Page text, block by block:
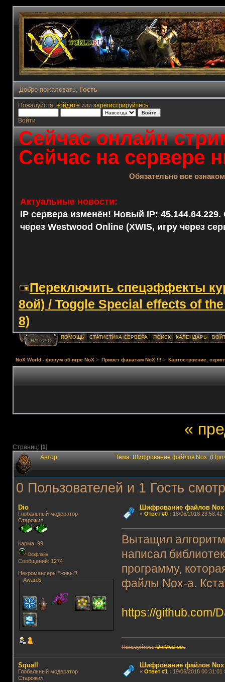
Добро пожаловать, Гость
Пожалуйста, войдите или зарегистрируйтесь.
Войти
Сейчас онлайн
Сейчас на сервере
Обязательно все
Актуальные новости:
IP сервера изменён! Новый IP: 45.144.64.229.
через Westwood Online (XWIS, игру через
Переключить спецэффекты
8ой) / Toggle Special effects of
8)
НАЧАЛО
ПОМОЩЬ СТАТИСТИКА СЕРВЕРА ПОИСК КАЛЕНДАРЬ
NoX World - форум об игре NoX > Привет фанатам NoX !!! > Картостроение,
«
Страниц: [1]
Автор Тема: Шифрование файлов Nox
0 Пользователей и 1 Гость
Dio
Глобальный модератор
Старожил
Карма: 99
Оффлайн
Сообщений: 1274
Некромансеры "живы"!
Awards
Шифрование файлов Nox
« Ответ #0: 18/06/2018 23:58:42
Вытащил
написал
программу,
файлы Nox-а.
https://github.com/
ПользуйтесьUniMod-ом.
Squall
Глобальный модератор
Старожил
Шифрование файлов Nox
« Ответ #1 : 19/06/2018 00:31:01